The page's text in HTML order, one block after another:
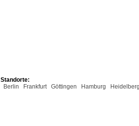
Standorte:
Berlin
Frankfurt Göttingen Hamburg Heidelberg